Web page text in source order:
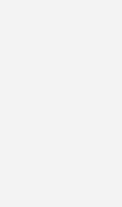
ISE, jetzt für
zeigt für zwölf
Energien an
Ahead-
iOS 16.2) wird noch
Energien an der
zunimmt. In